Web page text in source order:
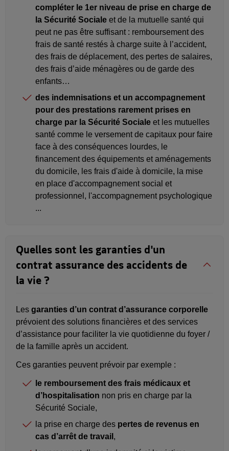
compléter le 1er niveau de prise en charge de
la Sécurité Sociale et de la mutuelle santé qui
peut ne pas être suffisant : remboursement des
frais de santé restés à charge suite à l’accident,
des frais de déplacement, des pertes de salaires,
des frais d’aide ménagères ou de garde des
enfants…
des indemnisations et un accompagnement
pour des prestations rarement prises en
charge par la Sécurité Sociale et les mutuelles
santé comme le versement de capitaux pour faire
face à des conséquences lourdes, le
financement des équipements et aménagements
du domicile, les frais d'aide à domicile, la mise
en place d'accompagnement social et
professionnel, l'accompagnement psychologique
...
Quelles sont les garanties d'un
contrat assurance des accidents de
la vie ?
Les garanties d’un contrat d’assurance corporelle
prévoient des solutions financières et des services
d’assistance pour faciliter la vie quotidienne du foyer /
de la famille après un accident.
Ces garanties peuvent prévoir par exemple :
le remboursement des frais médicaux et
d’hospitalisation non pris en charge par la
Sécurité Sociale,
la prise en charge des pertes de revenus en
cas d’arrêt de travail ,